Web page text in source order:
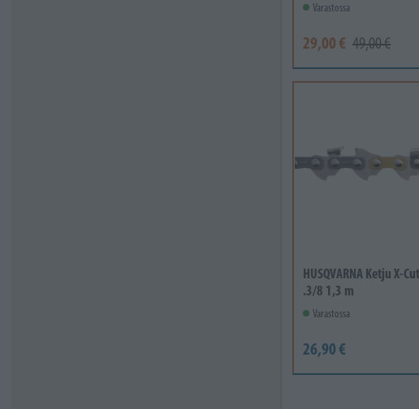
Varastossa
29,00 € 49,00 €
HUSQVARNA Ketju X-
.3/8 1,3 m
Varastossa
26,90 €